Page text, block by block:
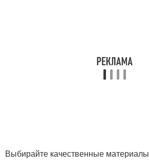
Выбирайте качественные материалы